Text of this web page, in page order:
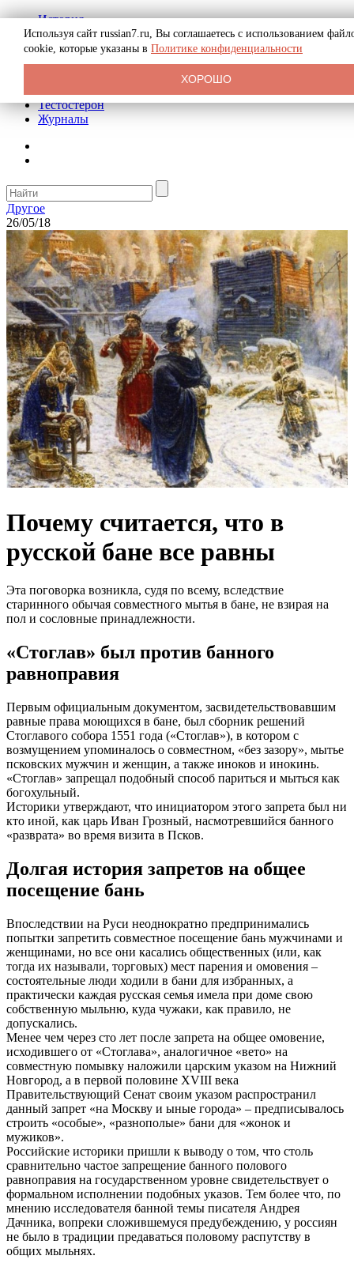
История
Биография
Криминал
Реклама на сайте
Тестостерон
Журналы
Другое
26/05/18
Почему считается, что в
русской бане все равны
Эта поговорка возникла, судя по всему, вследствие
старинного обычая совместного мытья в бане, не взирая на
пол и сословные принадлежности.
«Стоглав» был против банного
равноправия
Первым официальным документом, засвидетельствовавшим
равные права моющихся в бане, был сборник решений
Стоглавого собора 1551 года («Стоглав»), в котором с
возмущением упоминалось о совместном, «без зазору», мытье
псковских мужчин и женщин, а также иноков и инокинь.
«Стоглав» запрещал подобный способ париться и мыться как
богохульный.
Историки утверждают, что инициатором этого запрета был ни
кто иной, как царь Иван Грозный, насмотревшийся банного
«разврата» во время визита в Псков.
Долгая история запретов на общее
посещение бань
Впоследствии на Руси неоднократно предпринимались
попытки запретить совместное посещение бань мужчинами и
женщинами, но все они касались общественных (или, как
тогда их называли, торговых) мест парения и омовения –
состоятельные люди ходили в бани для избранных, а
практически каждая русская семья имела при доме свою
собственную мыльню, куда чужаки, как правило, не
допускались.
Менее чем через сто лет после запрета на общее омовение,
исходившего от «Стоглава», аналогичное «вето» на
совместную помывку наложили царским указом на Нижний
Новгород, а в первой половине XVIII века
Правительствующий Сенат своим указом распространил
данный запрет «на Москву и ыные города» – предписывалось
строить «особые», «разнополые» бани для «жонок и
мужиков».
Российские историки пришли к выводу о том, что столь
сравнительно частое запрещение банного полового
равноправия на государственном уровне свидетельствует о
формальном исполнении подобных указов. Тем более что, по
мнению исследователя банной темы писателя Андрея
Дачника, вопреки сложившемуся предубеждению, у россиян
не было в традиции предаваться половому распутству в
общих мыльнях.
Используя сайт russian7.ru, Вы соглашаетесь с использованием
cookie, которые указаны в Политике конфиденциальности
ХОРОШО